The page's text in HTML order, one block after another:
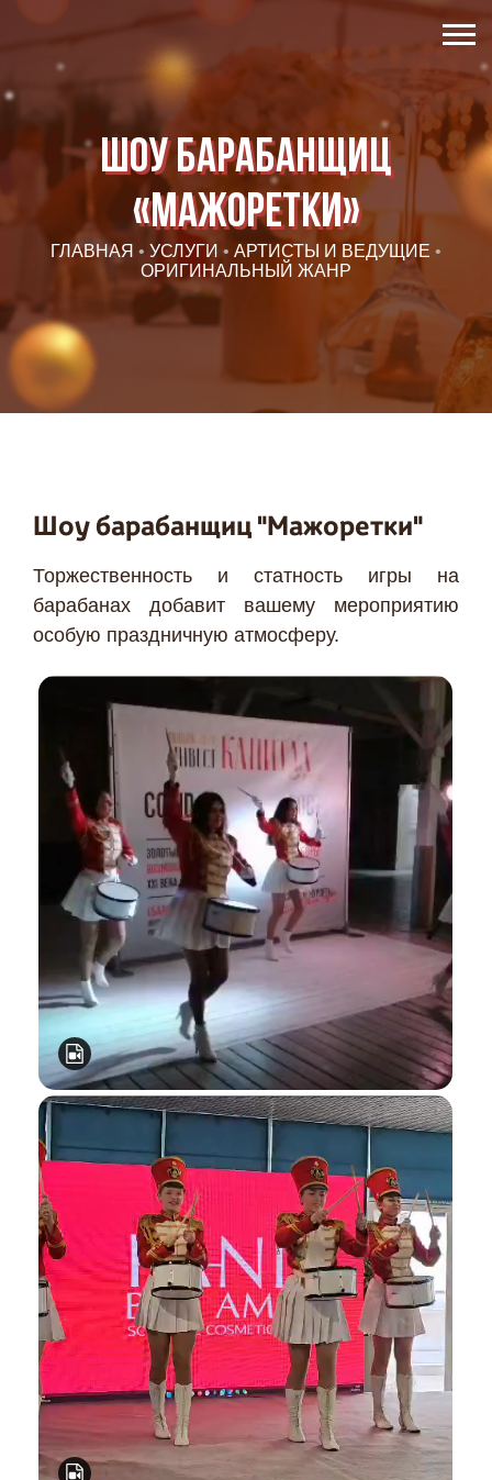
Шоу барабанщиц
«Мажоретки»
ГЛАВНАЯ • УСЛУГИ • АРТИСТЫ И ВЕДУЩИЕ •
ОРИГИНАЛЬНЫЙ ЖАНР
Шоу барабанщиц "Мажоретки"
Торжественность и статность игры на
барабанах добавит вашему мероприятию
особую праздничную атмосферу.
Я даю согласие ООО «Империя-Сочи» на обработку моих
персональных данных в целях рассмотрения моего
обращения согласноПолитике обработки персональных
Согласию на обработку персональных данных